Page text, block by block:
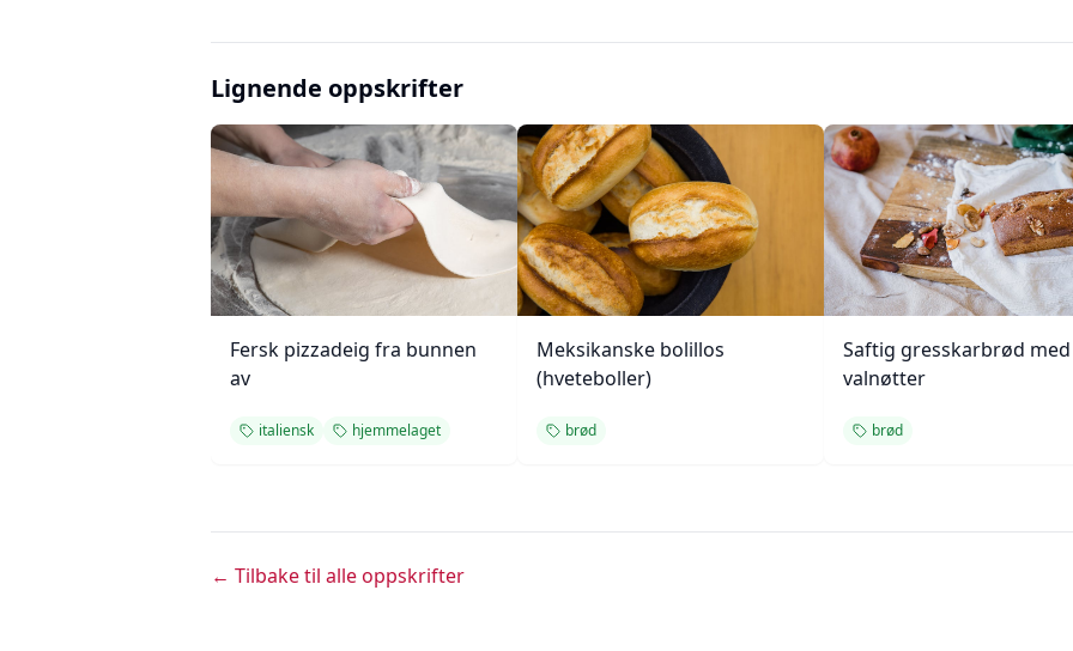
Lignende oppskrifter
Fersk pizzadeig fra bunnen
av
italiensk hjemmelaget
Meksikanske bolillos
(hveteboller)
brød
Saftig gresskarbrød med
valnøtter
brød
← Tilbake til alle oppskrifter